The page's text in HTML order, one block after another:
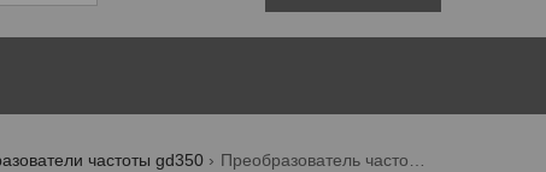
частоты gd350 Преобразователь частоты gd350-110g-4